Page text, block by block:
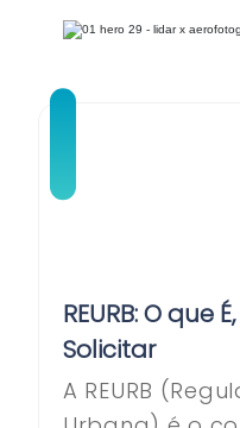
REURB: O que
Solicitar
A REURB